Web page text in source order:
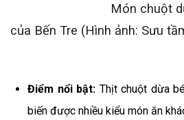
Món chuột dừa
của Bến Tre (Hình ảnh: Sưu
Điểm nổi bật: Thịt chuột dừa
biến được nhiều kiểu món ăn